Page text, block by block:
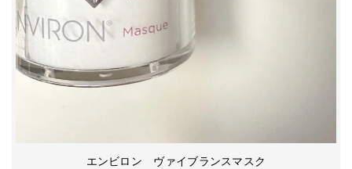
エンビロン ヴァイブランスマスク